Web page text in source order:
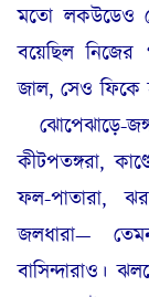
মতো লকউডেও
বয়েছিল
জাল, সেও ফিকে
কীটপতঙ্গরা,
ফল-পাতারা,
জলধারা—
বাসিন্দারাও।